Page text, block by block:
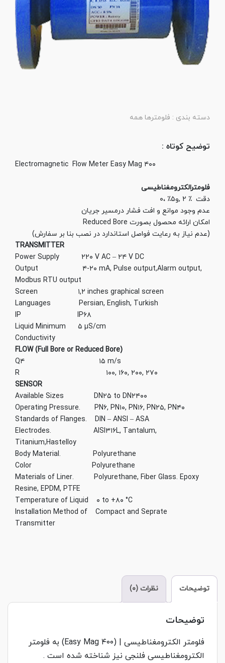
دسته بندی : فلومترها همه
توضیح کوتاه :
Electromagnetic Flow Meter Easy Mag ۴۰۰
فلومترالکترومغناطیسی
دقت ٪ ۲ ,و۵٪ ،۰
عدم وجود موانع و افت فشار درمسیر جریان
امکان ارائه محصول بصورت Reduced Bore
(عدم نیاز به رعایت فواصل استاندارد در نصب بنا بر سفارش)
TRANSMITTER
Power Supply ۲۲۰ V AC – ۲۴ V DC
Output ۴-۲۰ mA, Pulse output,Alarm output,
Modbus RTU output
Screen ۱,۲ inches graphical screen
Languages Persian, English, Turkish
IP IP۶۸
Liquid Minimum ۵ µS/cm
Conductivity
FLOW (Full Bore or Reduced Bore)
Q۴ ۱۵ m/s
R ۱۰۰, ۱۶۰, ۲۰۰, ۲۷۰
Available Sizes DN۲۵ to DN۲۴۰۰
Operating Pressure. PN۶, PN۱۰, PN۱۶, PN۲۵, PN۴۰
Standards of Flanges. DIN – ANSI – ASA
Electrodes. AISI۳۱۶L, Tantalum,
Titanium,Hastelloy
Body Material. Polyurethane
Color Polyurethane
Materials of Liner. Polyurethane, Fiber Glass. Epoxy
Resine, EPDM, PTFE
Temperature of Liquid ۰ to +۸۰ °C
Installation Method of Compact and Seprate
Transmitter
توضیحات نظرات (۰)
توضیحات
فلومتر الکترومغناطیسی | (Easy Mag ۴۰۰) به فلومتر
الکترومغناطیسی فلنجی نیز شناخته شده است .